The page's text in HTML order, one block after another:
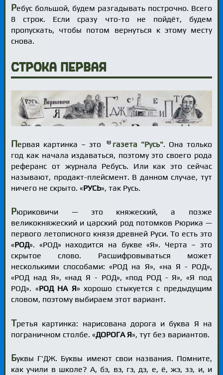
Ребус большой, будем разгадывать построчно. Всего
8 строк. Если сразу что-то не пойдёт, будем
пропускать, чтобы потом вернуться к этому месту
снова.
Строка первая
Первая картинка – это газета "Русь". Она только
год как начала издаваться, поэтому это своего рода
реферанс от журнала Ребусъ. Или как это сейчас
называют, продакт-плейсмент. В данном случае, тут
ничего не скрыто. «РУСЬ», так Русь.
Рюриковичи — это княжеский, а позже
великокняжеский и царский род потомков Рюрика —
первого летописного князя древней Руси. То есть это
«РОД». «РОД» находится на букве «Я». Черта – это
скрытое слово. Расшифровываться может
несколькими способами: «РОД на Я», «на Я - РОД»,
«РОД над Я», «над Я - РОД», «под РОД - Я», «Я под
РОД». «РОД НА Я» хорошо стыкуется с предыдущим
словом, поэтому выбираем этот вариант.
Третья картинка: нарисована дорога и буква Я на
пограничном столбе. «ДОРОГА Я», тут без вариантов.
Буквы Г'ДЖ. Буквы имеют свои названия. Помните,
как учили в школе? А, бэ, вэ, гэ, дэ, е, ё, жэ, зэ, и, и